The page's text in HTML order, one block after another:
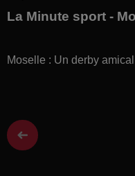
La Minute sport -
Moselle : Un derby